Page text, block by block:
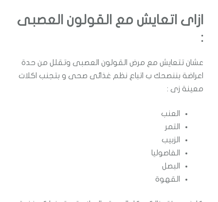
ازاى اتعايش مع القولون العصبى
:
عشان تتعايش مع مرض القولون العصبى وتقلل من حدة
اعراضة بننصحك ب اتباع نظم غذائى صحى و بتجنب اكلات
معينة زى :
العنب
التمر
الزبيب
الفاصوليا
البصل
القهوة